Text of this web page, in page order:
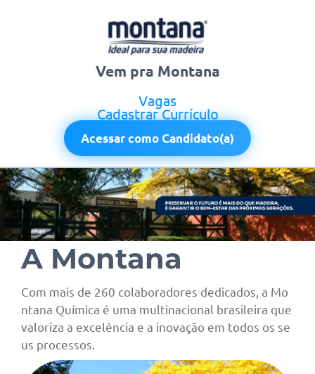
Vem pra Montana
Vagas
Cadastrar Currículo
Acessar como Candidato(a)
A Montana
Com mais de 260 colaboradores dedicados, a Mo
ntana Química é uma multinacional brasileira que
valoriza a excelência e a inovação em todos os se
us processos.